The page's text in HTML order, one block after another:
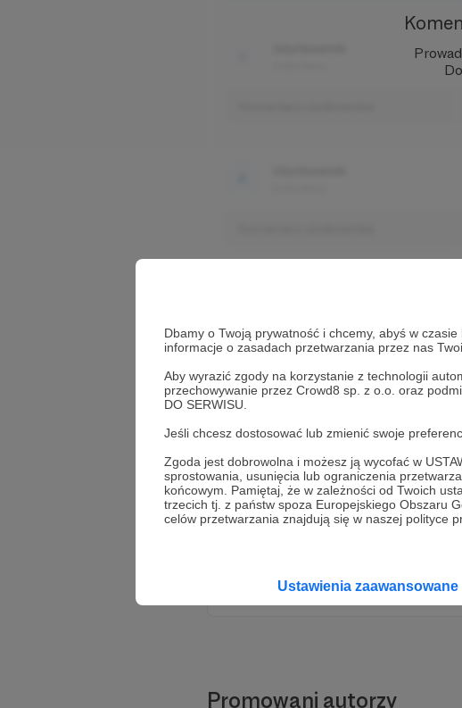
Dbamy o Twoją prywatność i chcemy, abyś w
informacje o zasadach przetwarzania przez nas
Aby wyrazić zgody na korzystanie z technologii
przechowywanie przez Crowd8 sp. z o.o. oraz
DO SERWISU.
Jeśli chcesz dostosować lub zmienić swoje
Zgoda jest dobrowolna i możesz ją wycofać w
sprostowania, usunięcia lub ograniczenia
końcowym. Pamiętaj, że w zależności od Twoich
trzecich tj. z państw spoza Europejskiego Obszaru
celów przetwarzania znajdują się w naszej polityce
Ustawienia zaawansowane
Wesprzyj
Promowani autorzy